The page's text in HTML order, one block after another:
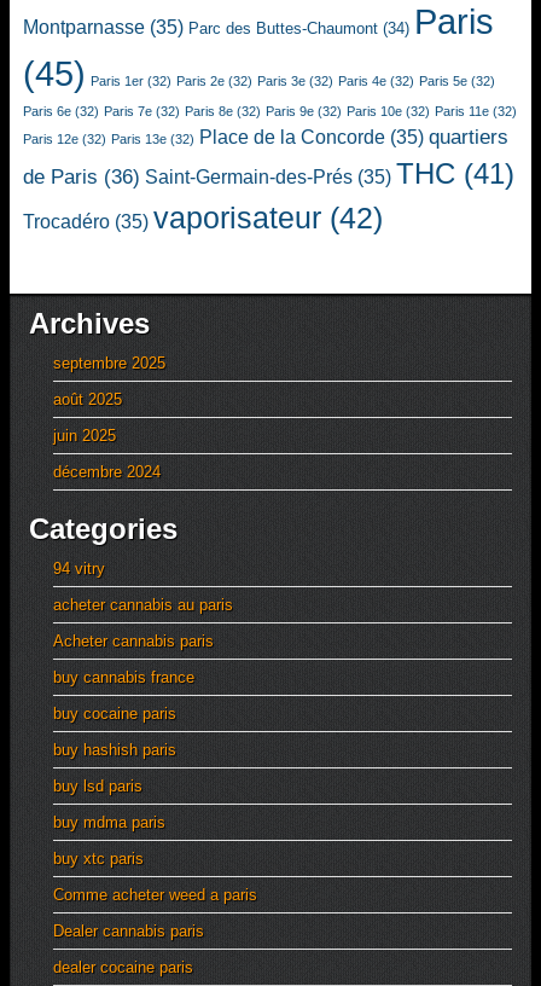
Montparnasse (35) Parc des Buttes-Chaumont (34) Paris
(45) Paris 1er (32) Paris 2e (32) Paris 3e (32) Paris 4e (32) Paris 5e (32)
Paris 6e (32) Paris 7e (32) Paris 8e (32) Paris 9e (32) Paris 10e (32) Paris 11e (32)
Paris 12e (32) Paris 13e (32) Place de la Concorde (35) quartiers
de Paris (36) Saint-Germain-des-Prés (35) THC (41)
Trocadéro (35) vaporisateur (42)
Archives
septembre 2025
août 2025
juin 2025
décembre 2024
Categories
94 vitry
acheter cannabis au paris
Acheter cannabis paris
buy cannabis france
buy cocaine paris
buy hashish paris
buy lsd paris
buy mdma paris
buy xtc paris
Comme acheter weed a paris
Dealer cannabis paris
dealer cocaine paris